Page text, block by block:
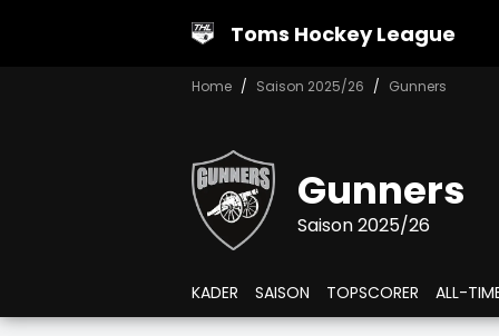
Toms Hockey League
Home Saison 2025/26 Gunners
Gunners
Saison 2025/26
KADER SAISON TOPSCORER ALL-